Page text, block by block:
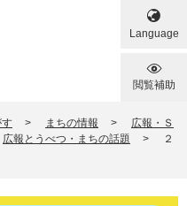
Language
閲覧補助
> まちの情報 >
広報・Ｓ
広報とうべつ・まちの話題 >
２